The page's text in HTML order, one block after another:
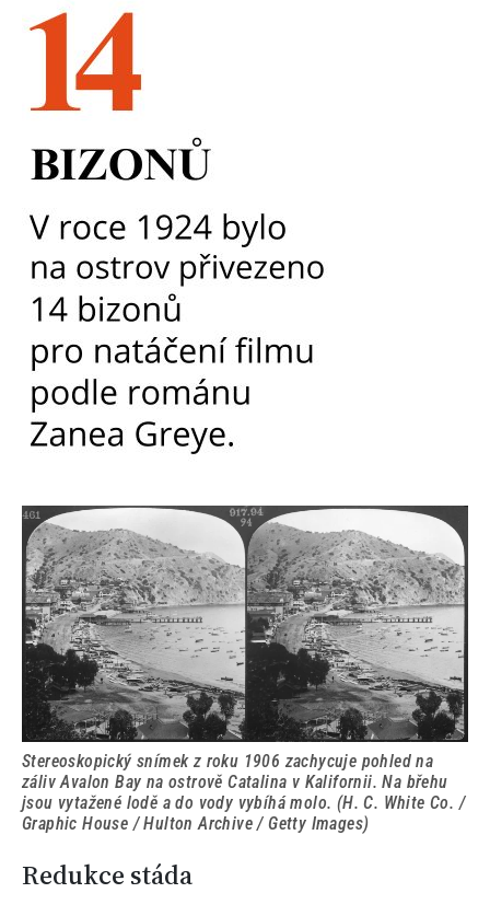
Stereoskopický snímek z roku 1906 zachycuje pohled na
záliv Avalon Bay na ostrově Catalina v Kalifornii. Na břehu
jsou vytažené lodě a do vody vybíhá molo. (H. C. White Co. /
Graphic House / Hulton Archive / Getty Images)
Redukce stáda